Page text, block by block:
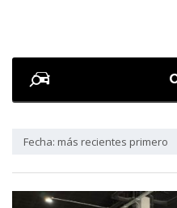
Fecha: más recientes primero